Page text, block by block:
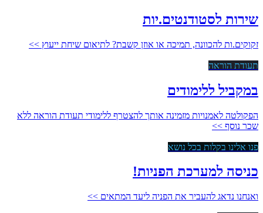
שירות לסטודנטים.יות
זקוקים.ות להכוונה, תמיכה או אוזן קשבת? לתיאום שיחת ייעוץ >>
תעודת הוראה
במקביל ללימודים
הפקולטה לאמנויות מזמינה אותך להצטרף ללימודי תעודת הוראה ללא
שכר נוסף >>
פנו אלינו בקלות בכל נושא
כניסה למערכת הפניות!
ואנחנו נדאג להעביר את הפניה ליעד המתאים >>